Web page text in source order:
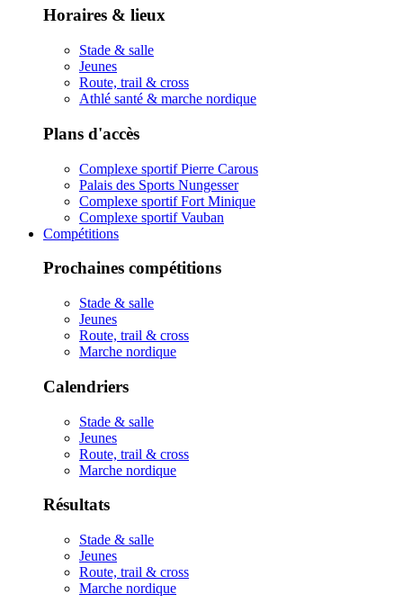
Horaires & lieux
Stade & salle
Jeunes
Route, trail & cross
Athlé santé & marche nordique
Plans d'accès
Complexe sportif Pierre Carous
Palais des Sports Nungesser
Complexe sportif Fort Minique
Complexe sportif Vauban
Compétitions
Prochaines compétitions
Stade & salle
Jeunes
Route, trail & cross
Marche nordique
Calendriers
Stade & salle
Jeunes
Route, trail & cross
Marche nordique
Résultats
Stade & salle
Jeunes
Route, trail & cross
Marche nordique